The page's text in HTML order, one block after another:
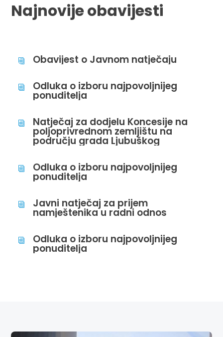
Najnovije obavijesti
i Obavijest o Javnom natječaju
i Odluka o izboru najpovoljnijeg
ponuditelja
i Natječaj za dodjelu Koncesije na
poljoprivrednom zemljištu na
području grada Ljubuškog
i Odluka o izboru najpovoljnijeg
ponuditelja
i Javni natječaj za prijem
namještenika u radni odnos
i Odluka o izboru najpovoljnijeg
ponuditelja